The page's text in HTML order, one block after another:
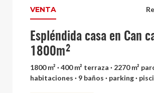
VENTA
Espléndida casa en Can
1800m²
1800 m² · 400 m² terraza · 2270 m²
habitaciones · 9 baños · parking ·